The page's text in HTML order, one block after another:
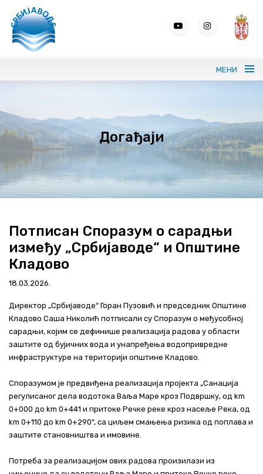
МЕНИ
Портрет СРБИЈАВОДЕ
Вода без граница
ВИС
Програми и извештаји
Контакт
+381 11 311 94 00 office@srbijavode.rs
Догађаји
Потписан Споразум о сарадњи
између „Србијаводе“ и Општине
Кладово
18.03.2026.
Директор „Србијаводе“ Горан Пузовић и председник Општине
Кладово Саша Николић потписали су Споразум о међусобној
сарадњи, којим се дефинише реализација радова у области
заштите од бујичних вода и унапређења водопривредне
инфраструктуре на територији општине Кладово.
Споразумом је предвиђена реализација пројекта „Санација
регулисаног дела водотока Ваља Маре кроз Подвршку, од km
0+000 до km 0+441 и притоке Речке реке кроз насеље Река, од
km 0+110 до km 0+290“, са циљем смањења ризика од поплава и
заштите становништва и имовине.
Потреба за реализацијом ових радова произилази из